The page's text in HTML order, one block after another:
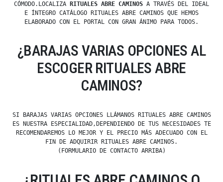
CÓMODO.LOCALIZA
RITUALES ABRE CAMINOS A TRAVÉS DEL IDEAL
E ÍNTEGRO CATÁLOGO RITUALES ABRE CAMINOS QUE HEMOS
ELABORADO CON EL PORTAL CON GRAN ÁNIMO PARA TODOS.
¿BARAJAS VARIAS OPCIONES AL
ESCOGER RITUALES ABRE
CAMINOS?
SI BARAJAS VARIAS OPCIONES LLÁMANOS RITUALES ABRE CAMINOS
ES NUESTRA ESPECIALIDAD,DEPENDIENDO DE TUS NECESIDADES TE
RECOMENDAREMOS LO MEJOR Y EL PRECIO MÁS ADECUADO CON EL
FIN DE ADQUIRIR RITUALES ABRE CAMINOS.
(FORMULARIO DE CONTACTO ARRIBA)